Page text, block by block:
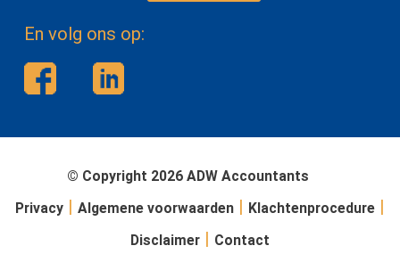
En volg ons op:
© Copyright 2026 ADW Accountants
Privacy | Algemene voorwaarden | Klachtenprocedure |
Disclaimer | Contact